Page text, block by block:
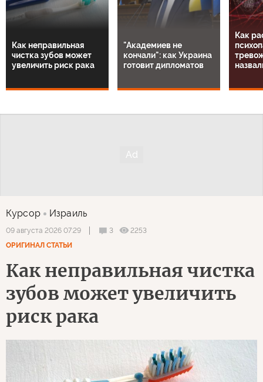
Как неправильная
чистка зубов может
увеличить риск рака
"Академиев не
кончали": как Украина
готовит дипломатов
Как
Курсор Израиль
09 августа 2026 07:29 3
2253
ОРИГИНАЛ СТАТЬИ
Как неправильная чистка
зубов может увеличить
риск рака